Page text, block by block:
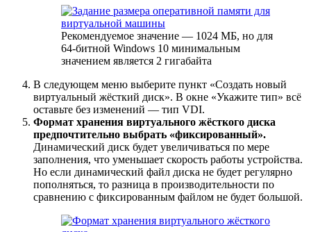
Рекомендуемое значение — 1024 МБ, но для
64-битной Windows 10 минимальным
значением является 2 гигабайта
В следующем меню выберите пункт «Создать новый
виртуальный жёсткий диск». В окне «Укажите тип» всё
оставьте без изменений — тип VDI.
Формат хранения виртуального жёсткого диска
предпочтительно выбрать «фиксированный».
Динамический диск будет увеличиваться по мере
заполнения, что уменьшает скорость работы устройства.
Но если динамический файл диска не будет регулярно
пополняться, то разница в производительности по
сравнению с фиксированным файлом не будет большой.